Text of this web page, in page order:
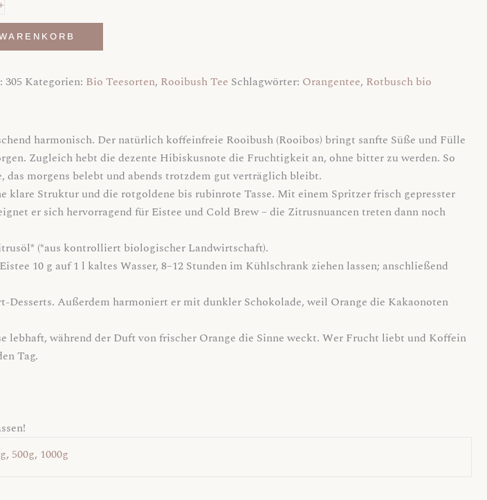
305 Kategorien: Bio Teesorten, Rooibush Tee Schlagwörter: Orangentee, Rotbusch bio
harmonisch. Der natürlich koffeinfreie Rooibush (Rooibos) bringt sanfte Süße und Fülle
Zugleich hebt die dezente Hibiskusnote die Fruchtigkeit an, ohne bitter zu werden. So
das morgens belebt und abends trotzdem gut verträglich bleibt.
klare Struktur und die rotgoldene bis rubinrote Tasse. Mit einem Spritzer frisch gepresster
er sich hervorragend für Eistee und Cold Brew – die Zitrusnuancen treten dann noch
(*aus kontrolliert biologischer Landwirtschaft).
10 g auf 1 l kaltes Wasser, 8–12 Stunden im Kühlschrank ziehen lassen; anschließend
Außerdem harmoniert er mit dunkler Schokolade, weil Orange die Kakaonoten
während der Duft von frischer Orange die Sinne weckt. Wer Frucht liebt und Koffein
Tag.
, 500g, 1000g